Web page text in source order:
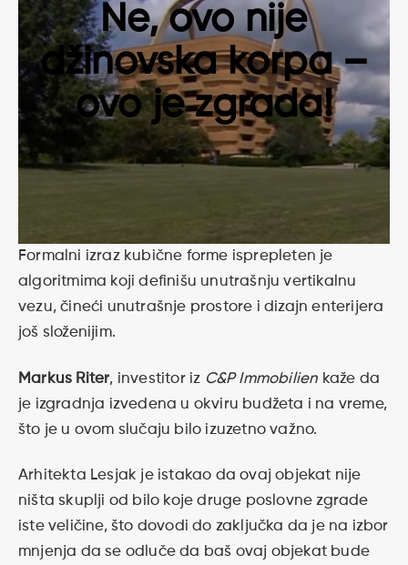
Ne, ovo nije
džinovska korpa –
ovo je zgrada!
Formalni izraz kubične forme isprepleten je
algoritmima koji definišu unutrašnju vertikalnu
vezu, čineći unutrašnje prostore i dizajn enterijera
još složenijim.
Markus Riter, investitor iz C&P Immobilien kaže da
je izgradnja izvedena u okviru budžeta i na vreme,
što je u ovom slučaju bilo izuzetno važno.
Arhitekta Lesjak je istakao da ovaj objekat nije
ništa skuplji od bilo koje druge poslovne zgrade
iste veličine, što dovodi do zaključka da je na izbor
mnjenja da se odluče da baš ovaj objekat bude